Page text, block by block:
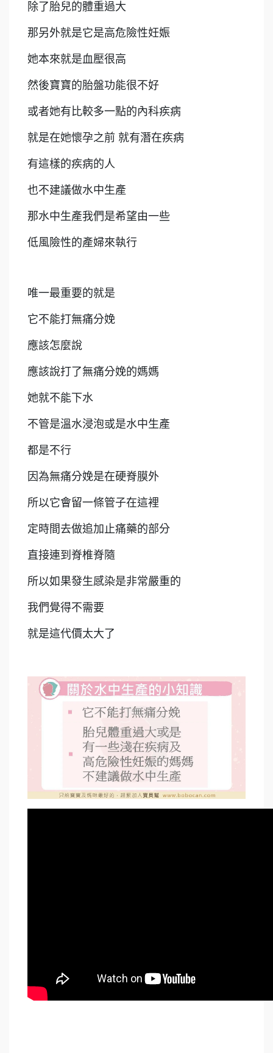
除了胎兒的體重過大
那另外就是它是高危險性妊娠
她本來就是血壓很高
然後寶寶的胎盤功能很不好
或者她有比較多一點的內科疾病
就是在她懷孕之前 就有潛在疾病
有這樣的疾病的人
也不建議做水中生產
那水中生產我們是希望由一些
低風險性的產婦來執行
唯一最重要的就是
它不能打無痛分娩
應該怎麼說
應該說打了無痛分娩的媽媽
她就不能下水
不管是溫水浸泡或是水中生產
都是不行
因為無痛分娩是在硬脊膜外
所以它會留一條管子在這裡
定時間去做追加止痛藥的部分
直接連到脊椎脊隨
所以如果發生感染是非常嚴重的
我們覺得不需要
就是這代價太大了